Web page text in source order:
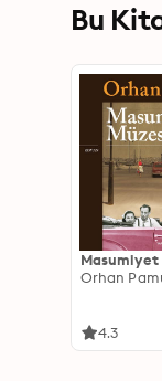
Bu
Masumiyet
Orhan
4.3